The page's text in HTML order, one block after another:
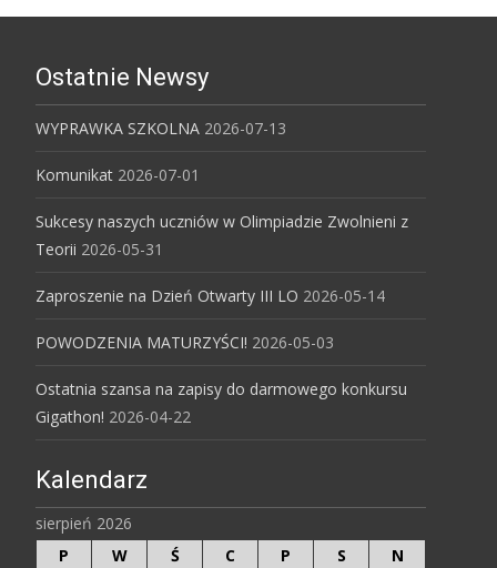
Ostatnie Newsy
WYPRAWKA SZKOLNA 2026-07-13
Komunikat 2026-07-01
Sukcesy naszych uczniów w Olimpiadzie Zwolnieni z
Teorii 2026-05-31
Zaproszenie na Dzień Otwarty III LO 2026-05-14
POWODZENIA MATURZYŚCI! 2026-05-03
Ostatnia szansa na zapisy do darmowego konkursu
Gigathon! 2026-04-22
Kalendarz
sierpień 2026
P
W Ś C P S
N